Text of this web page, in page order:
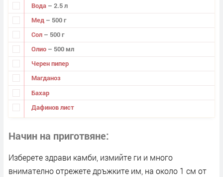
Вода – 2.5 л
Мед – 500 г
Сол – 500 г
Олио – 500 мл
Черен пипер
Магданоз
Бахар
Дафинов лист
Начин на приготвяне
Изберете здрави камби, измийте ги и много
внимателно отрежете дръжките им, на около 1 см от